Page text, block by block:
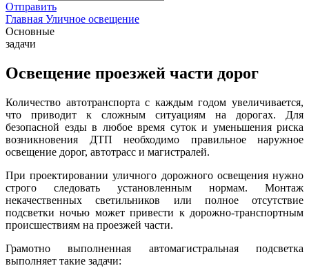
Отправить
Главная Уличное освещение
Основные
задачи
Освещение проезжей части дорог
Количество автотранспорта с каждым годом увеличивается,
что приводит к сложным ситуациям на дорогах. Для
безопасной езды в любое время суток и уменьшения риска
возникновения ДТП необходимо правильное наружное
освещение дорог, автотрасс и магистралей.
При проектировании уличного дорожного освещения нужно
строго следовать установленным нормам. Монтаж
некачественных светильников или полное отсутствие
подсветки ночью может привести к дорожно-транспортным
происшествиям на проезжей части.
Грамотно выполненная автомагистральная подсветка
выполняет такие задачи: